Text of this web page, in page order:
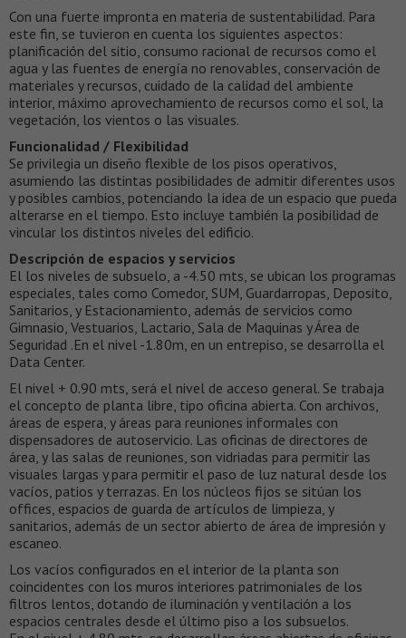
Con una fuerte impronta en materia de sustentabilidad. Para
este fin, se tuvieron en cuenta los siguientes aspectos:
planificación del sitio, consumo racional de recursos como el
agua y las fuentes de energía no renovables, conservación de
materiales y recursos, cuidado de la calidad del ambiente
interior, máximo aprovechamiento de recursos como el sol, la
vegetación, los vientos o las visuales.
Funcionalidad / Flexibilidad
Se privilegia un diseño flexible de los pisos operativos,
asumiendo las distintas posibilidades de admitir diferentes usos
y posibles cambios, potenciando la idea de un espacio que pueda
alterarse en el tiempo. Esto incluye también la posibilidad de
vincular los distintos niveles del edificio.
Descripción de espacios y servicios
El los niveles de subsuelo, a -4.50 mts, se ubican los programas
especiales, tales como Comedor, SUM, Guardarropas, Deposito,
Sanitarios, y Estacionamiento, además de servicios como
Gimnasio, Vestuarios, Lactario, Sala de Maquinas y Área de
Seguridad .En el nivel -1.80m, en un entrepiso, se desarrolla el
Data Center.
El nivel + 0.90 mts, será el nivel de acceso general. Se trabaja
el concepto de planta libre, tipo oficina abierta. Con archivos,
áreas de espera, y áreas para reuniones informales con
dispensadores de autoservicio. Las oficinas de directores de
área, y las salas de reuniones, son vidriadas para permitir las
visuales largas y para permitir el paso de luz natural desde los
vacíos, patios y terrazas. En los núcleos fijos se sitúan los
offices, espacios de guarda de artículos de limpieza, y
sanitarios, además de un sector abierto de área de impresión y
escaneo.
Los vacíos configurados en el interior de la planta son
coincidentes con los muros interiores patrimoniales de los
filtros lentos, dotando de iluminación y ventilación a los
espacios centrales desde el último piso a los subsuelos.